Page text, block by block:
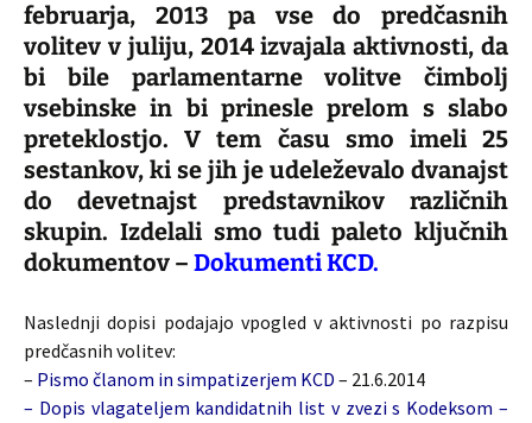
februarja, 2013 pa vse do predčasnih
volitev v juliju, 2014 izvajala aktivnosti, da
bi bile parlamentarne volitve čimbolj
vsebinske in bi prinesle prelom s slabo
preteklostjo. V tem času smo imeli 25
sestankov, ki se jih je udeleževalo dvanajst
do devetnajst predstavnikov različnih
skupin. Izdelali smo tudi paleto ključnih
dokumentov – Dokumenti KCD.
Naslednji dopisi podajajo vpogled v aktivnosti po razpisu
predčasnih volitev:
– Pismo članom in simpatizerjem KCD – 21.6.2014
– Dopis vlagateljem kandidatnih list v zvezi s Kodeksom –